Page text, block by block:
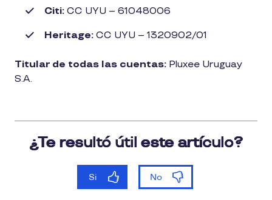
Citi: CC UYU – 61048006
Heritage: CC UYU – 1320902/01
Titular de todas las cuentas: Pluxee Uruguay
S.A.